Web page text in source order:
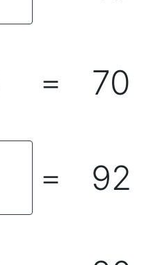
＝ 70
＝ 92